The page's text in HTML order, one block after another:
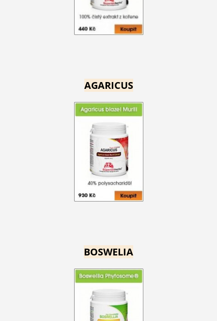
AGARICUS
BOSWELIA